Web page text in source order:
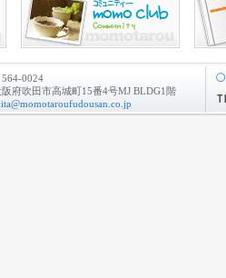
564-0024
阪府吹田市高城町15番4号MJ BLDG1階